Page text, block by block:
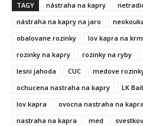
TAGY nástraha na kapry
nástraha na kapry na jaro
obalovane rozinky
lov kapra na
rozinky na kapry
rozinky na ryby
lesni jahoda
CUC medove
ochucena nastraha na kapry
LK
lov kapra
ovocna nastraha na kapra
nastraha na kapra
med